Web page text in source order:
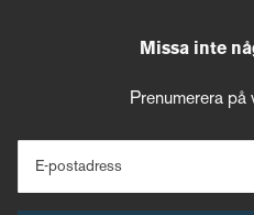
Missa inte
Prenumerera på
E-postadress